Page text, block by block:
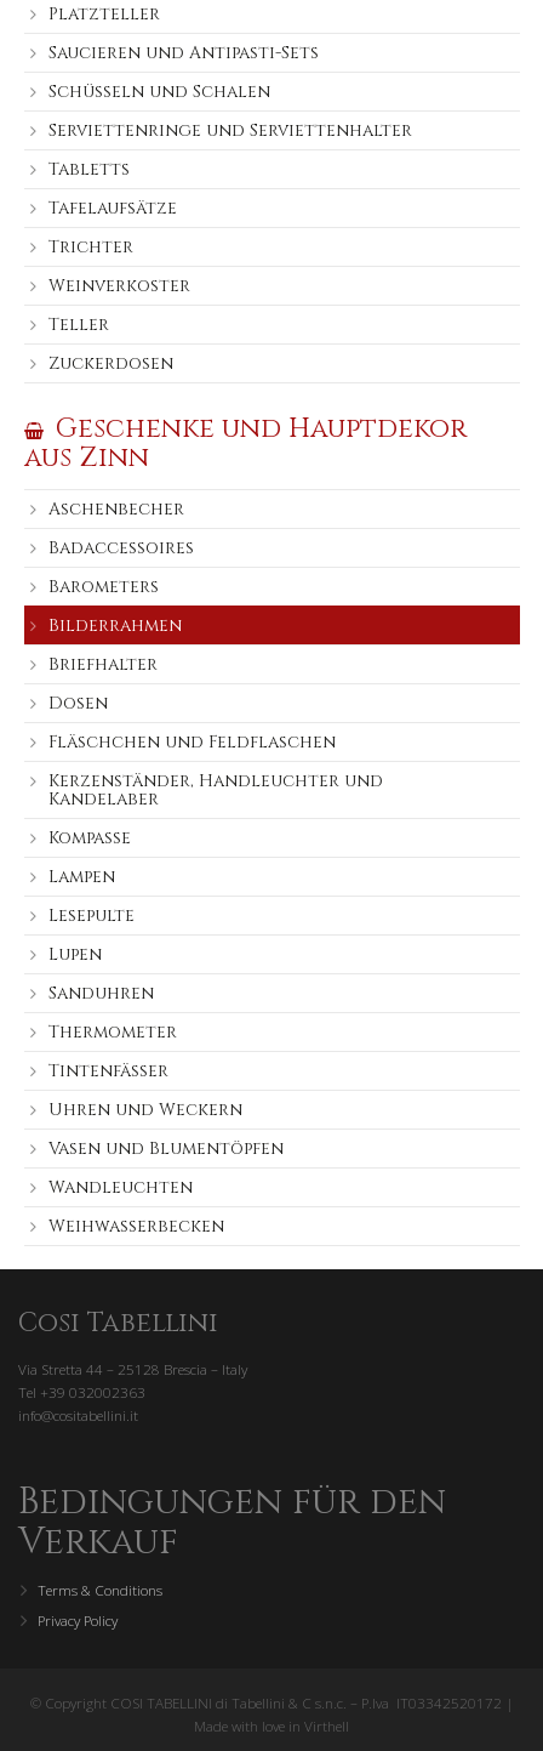
Platzteller
Saucieren und Antipasti-Sets
Schüsseln und Schalen
Serviettenringe und Serviettenhalter
Tabletts
Tafelaufsätze
Trichter
Weinverkoster
Teller
Zuckerdosen
Geschenke und Hauptdekor
aus Zinn
Aschenbecher
Badaccessoires
Barometers
Bilderrahmen
Briefhalter
Dosen
Fläschchen und Feldflaschen
Kerzenständer, Handleuchter und
Kandelaber
Kompasse
Lampen
Lesepulte
Lupen
Sanduhren
Thermometer
Tintenfässer
Uhren und Weckern
Vasen und Blumentöpfen
Wandleuchten
Weihwasserbecken
Cosi Tabellini
Via Stretta 44 – 25128 Brescia – Italy
Tel +39 032002363
info@cositabellini.it
Bedingungen für den
Verkauf
Terms & Conditions
Privacy Policy
© Copyright COSI TABELLINI di Tabellini & C s.n.c. – P.Iva IT03342520172 |
Made with love in Virthell